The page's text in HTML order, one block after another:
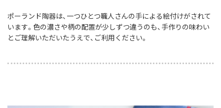
ポーランド陶器は、一つひとつ職人さんの手による絵付けがされて
います。 色の濃さや柄の配置が少しずつ違うのも、手作りの味わい
とご理解いただいたうえで、ご利用ください。